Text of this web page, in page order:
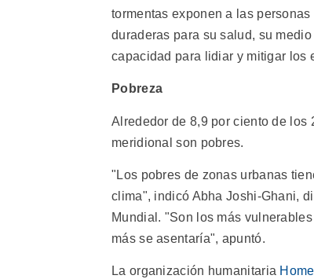
tormentas exponen a las
duraderas para su salud, su
capacidad para lidiar y mitigar los
Pobreza
Alrededor de 8,9 por ciento de los
meridional son pobres.
"Los pobres de zonas urbanas
clima", indicó Abha Joshi-Ghani,
Mundial. "Son los más
más se asentaría", apuntó.
La organización humanitaria